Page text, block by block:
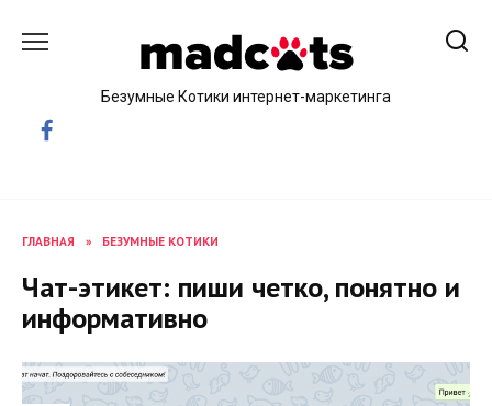
Безумные Котики интернет-маркетинга
ГЛАВНАЯ » БЕЗУМНЫЕ КОТИКИ
Чат-этикет: пиши четко, понятно и
информативно